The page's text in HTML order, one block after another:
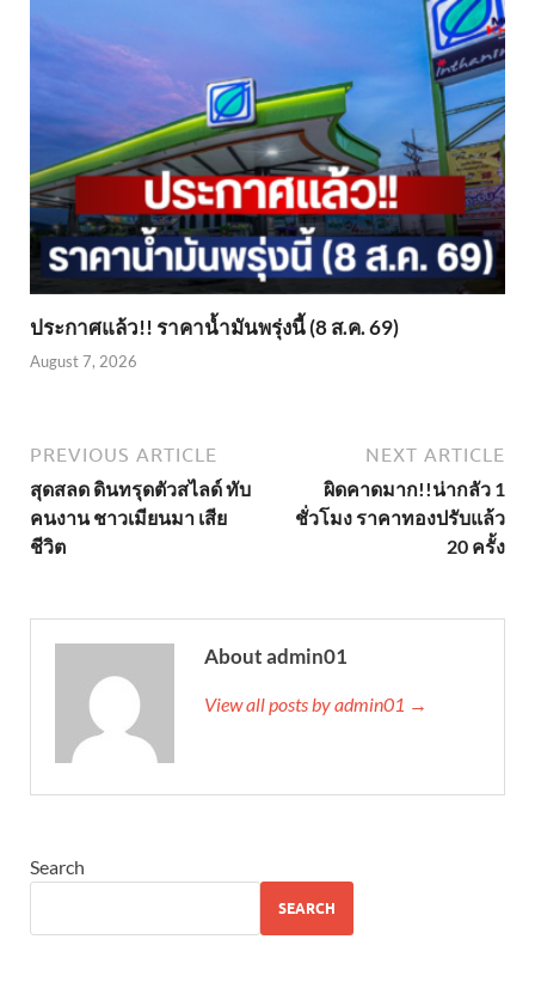
ประกาศแล้ว!! ราคาน้ำมันพรุ่งนี้ (8 ส.ค. 69)
August 7, 2026
PREVIOUS ARTICLE
สุดสลด ดินทรุดตัวสไลด์ ทับ
คนงาน ชาวเมียนมา เสีย
ชีวิต
NEXT ARTICLE
ผิดคาดมาก!!น่ากลัว 1
ชั่วโมง ราคาทองปรับแล้ว
20 ครั้ง
About admin01
View all posts by admin01 →
Search
SEARCH